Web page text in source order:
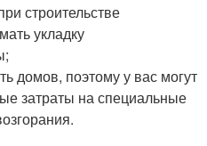
строительстве
укладку
домов, поэтому у вас могут
затраты на специальные